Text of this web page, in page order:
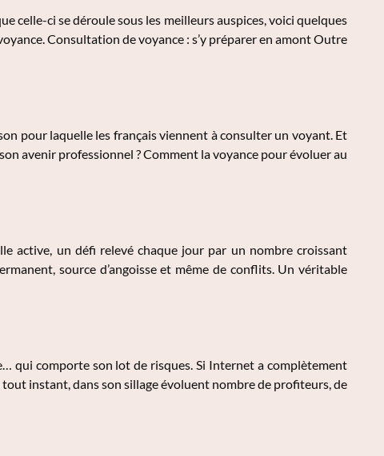
celle-ci se déroule sous les meilleurs auspices, voici quelques
Consultation de voyance : s’y préparer en amont Outre
pour laquelle les français viennent à consulter un voyant. Et
avenir professionnel ? Comment la voyance pour évoluer au
active, un défi relevé chaque jour par un nombre croissant
source d’angoisse et même de conflits. Un véritable
qui comporte son lot de risques. Si Internet a complètement
instant, dans son sillage évoluent nombre de profiteurs, de